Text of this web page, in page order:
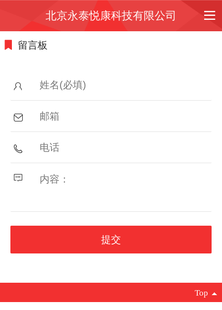
北京永泰悦康科技有限公司
留言板
Top